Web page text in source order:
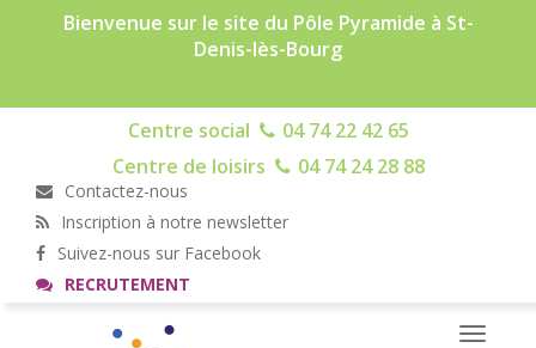
Bienvenue sur le site du Pôle Pyramide à St-
Denis-lès-Bourg
Centre social
04 74 22 42 65
Centre de loisirs
04 74 24 28 88
Contactez-nous
Inscription à notre newsletter
Suivez-nous sur Facebook
RECRUTEMENT
Toggle